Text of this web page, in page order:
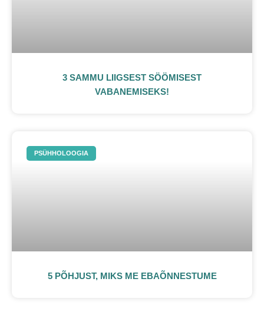
3 SAMMU LIIGSEST SÖÖMISEST
VABANEMISEKS!
PSÜHHOLOOGIA
5 PÕHJUST, MIKS ME EBAÕNNESTUME